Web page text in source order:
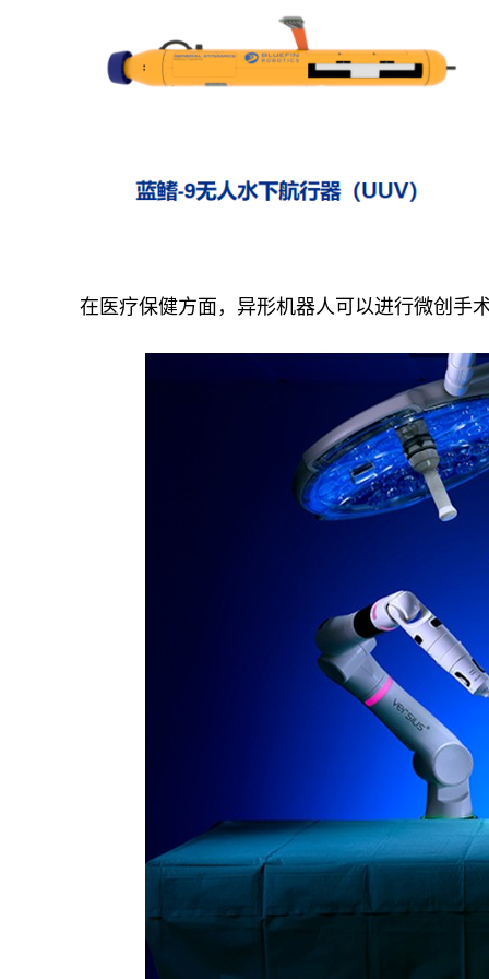
在医疗保健方面，异形机器人可以进行微创手